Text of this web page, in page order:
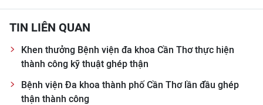
Đồng bằng sông Cửu Long
Chuyên trang Hà Nội
Chuyên trang TP. Hồ Chí Minh
CHUYÊN ĐỀ
TIN LIÊN QUAN
Khen thưởng Bệnh viện đa khoa Cần Thơ thực hiện
thành công kỹ thuật ghép thận
Bệnh viện Đa khoa thành phố Cần Thơ lần đầu ghép
thận thành công